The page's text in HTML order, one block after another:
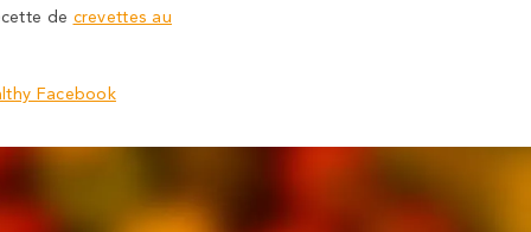
de crevettes au
Facebook